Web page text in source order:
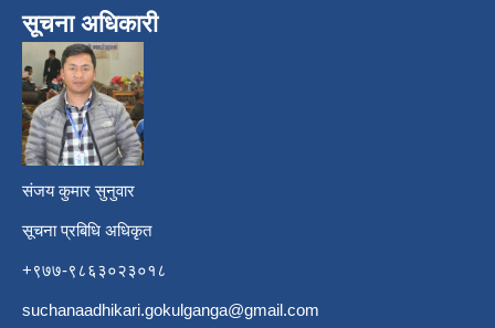
सूचना अधिकारी
संजय कुमार सुनुवार
सूचना प्रबिधि अधिकृत
+९७७-९८६३०२३०१८
suchanaadhikari.gokulganga@gmail.com